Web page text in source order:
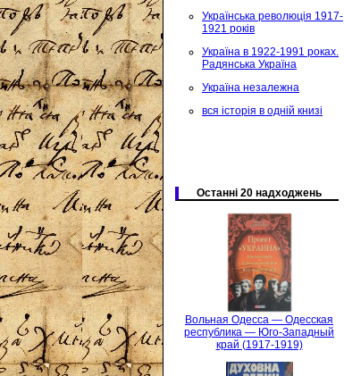
Українська революція 1917-
1921 років
Україна в 1922-1991 роках.
Радянська Україна
Україна незалежна
вся історія в одній книзі
Останні 20 надходжень
Вольная Одесса — Одесская
республика — Юго-Западный
край (1917-1919)